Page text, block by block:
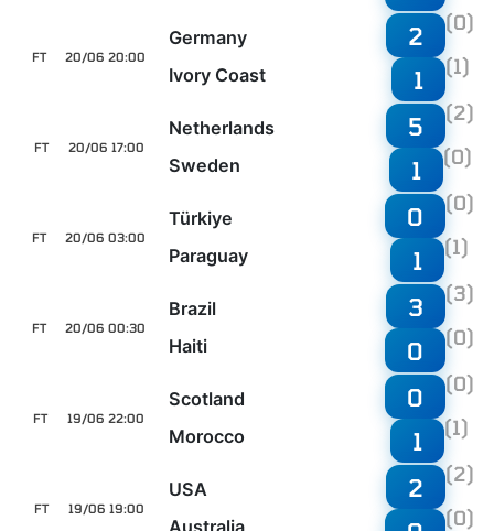
20/06 20:00
FT
Germany
Ivory Coast
2 (0)
1 (1)
20/06 17:00
FT
Netherlands
Sweden
5 (2)
1 (0)
20/06 03:00
FT
Türkiye
Paraguay
0 (0)
1 (1)
20/06 00:30
FT
Brazil
Haiti
3 (3)
0 (0)
19/06 22:00
FT
Scotland
Morocco
0 (0)
1 (1)
19/06 19:00
FT
USA
Australia
2 (2)
(0)